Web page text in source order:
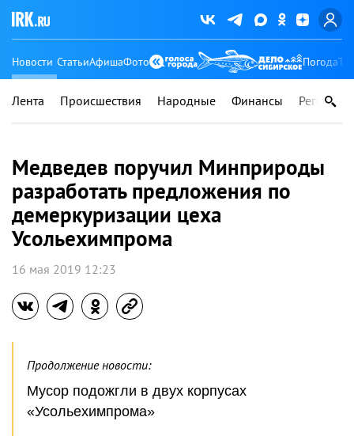
Новости СтатьиАфишаФото Погода
Лента Происшествия Народные Финансы Регионы
Медведев поручил Минприроды
разработать предложения по
демеркуризации цеха
Усольехимпрома
16 мая 2019 12:23
Продолжение новости:
Мусор подожгли в двух корпусах
«Усольехимпрома»